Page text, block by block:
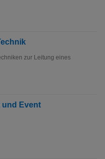
zur Leitung eines
und Event